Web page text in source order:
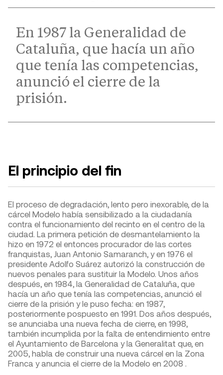
En 1987 la Generalidad de
Cataluña, que hacía un año
que tenía las competencias,
anunció el cierre de la
prisión.
El principio del fin
El proceso de degradación, lento pero inexorable, de la
cárcel Modelo había sensibilizado a la ciudadanía
contra el funcionamiento del recinto en el centro de la
ciudad. La primera petición de desmantelamiento la
hizo en 1972 el entonces procurador de las cortes
franquistas, Juan Antonio Samaranch, y en 1976 el
presidente Adolfo Suárez autorizó la construcción de
nuevos penales para sustituir la Modelo. Unos años
después, en 1984, la Generalidad de Cataluña, que
hacía un año que tenía las competencias, anunció el
cierre de la prisión y le puso fecha: en 1987,
posteriormente pospuesto en 1991. Dos años después,
se anunciaba una nueva fecha de cierre, en 1998,
también incumplida por la falta de entendimiento entre
el Ayuntamiento de Barcelona y la Generalitat que, en
2005, habla de construir una nueva cárcel en la Zona
Franca y anuncia el cierre de la Modelo en 2008 .